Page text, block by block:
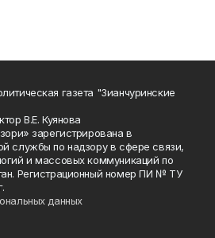
газета "Зианчуринские
В.Е. Куянова
зарегистрирована в
службы по надзору в сфере связи,
и массовых коммуникаций по
Регистрационный номер ПИ № ТУ
данных